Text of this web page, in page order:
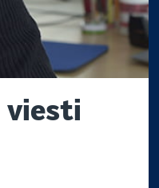
viesti